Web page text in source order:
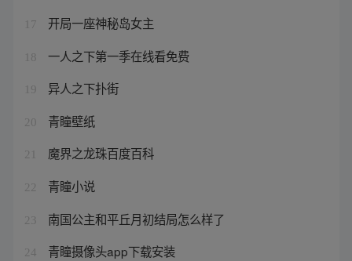
17 开局一座神秘岛女主
18 一人之下第一季在线看免费
19 异人之下扑街
20 青瞳壁纸
21 魔界之龙珠百度百科
22 青瞳小说
23 南国公主和平丘月初结局怎么样了
24 青瞳摄像头app下载安装